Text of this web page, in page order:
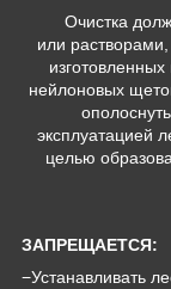
Очистка
или
нейлоновых
эксплуатацией
целью
ЗАПРЕЩАЕТСЯ:
−Устанавливать